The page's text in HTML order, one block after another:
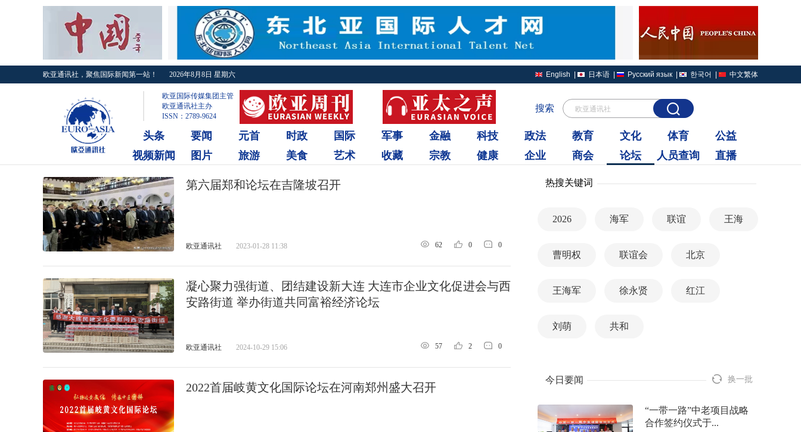
欧亚通讯社，聚焦国际新闻第一站！ 2026年8月8日 星期六 English 日本语 Русский язык 한국어 中文繁体
欧亚国际传媒集团主管
欧亚通讯社主办
ISSN：2789-9624
搜索 欧亚通讯社
头条 要闻 元首 时政 国际 军事 金融 科技 政法 教育 文化 体育
公益
视频新闻
图片 旅游 美食 艺术 收藏 宗教 健康 企业 商会 论坛 人员查询 直播
第六届郑和论坛在吉隆坡召开
欧亚通讯社 2023-01-28 11:38 62 0 0
凝心聚力强街道、团结建设新大连 大连市企业文化促进会与西
安路街道 举办街道共同富裕经济论坛
欧亚通讯社 2024-10-29 15:06 57 2 0
2022首届岐黄文化国际论坛在河南郑州盛大召开
热搜关键词
2026 海军 联谊 王海
曹明权 联谊会 北京
王海军 徐永贤 红江
刘萌 共和
今日要闻 换一批
“一带一路”中老项目战略
合作签约仪式于...